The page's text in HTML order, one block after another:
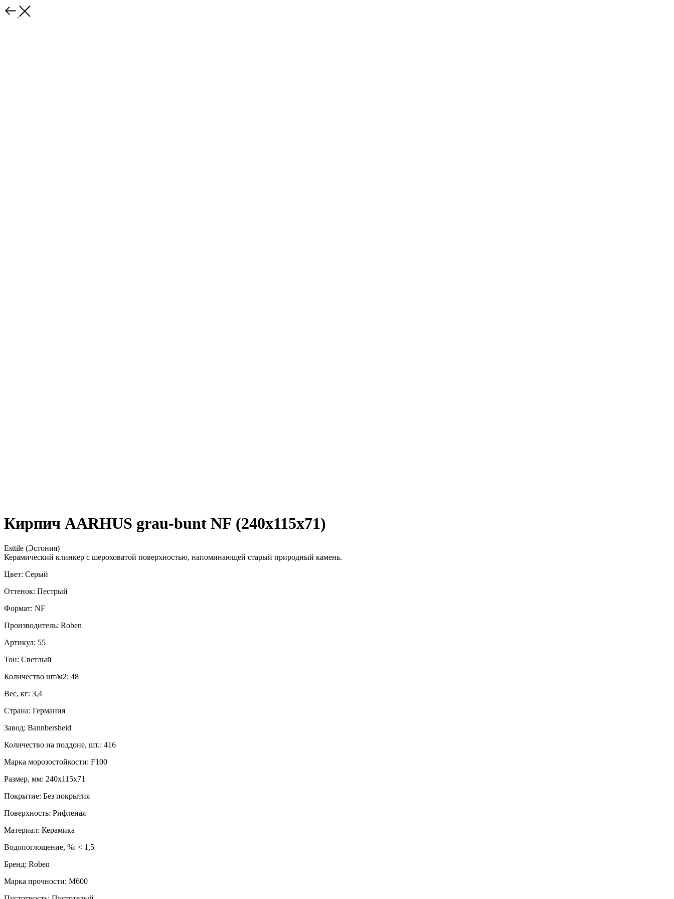
Кирпич AARHUS grau-bunt NF (240х115х71)
Esttile (Эстония)
Керамический клинкер с шероховатой поверхностью, напоминающей старый природный камень.
Цвет: Серый
Оттенок: Пестрый
Формат: NF
Производитель: Roben
Артикул: 55
Тон: Светлый
Количество шт/м2: 48
Вес, кг: 3,4
Страна: Германия
Завод: Bannbersheid
Количество на поддоне, шт.: 416
Марка морозостойкости: F100
Размер, мм: 240x115x71
Покрытие: Без покрытия
Поверхность: Рифленая
Материал: Керамика
Водопоглощение, %: < 1,5
Бренд: Roben
Марка прочности: M600